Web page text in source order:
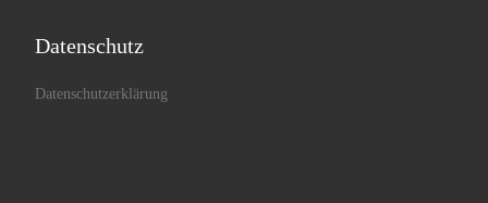
Datenschutz
Datenschutzerklärung